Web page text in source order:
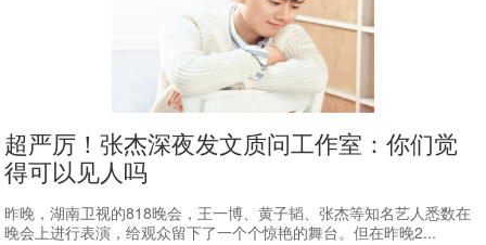
超严厉！张杰深夜发文质问工作室：你们觉
得可以见人吗
昨晚，湖南卫视的818晚会，王一博、黄子韬、张杰等知名艺人悉数在
晚会上进行表演，给观众留下了一个个惊艳的舞台。但在昨晚2...